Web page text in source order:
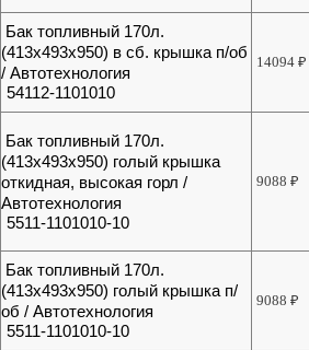
Бак топливный 170л.
(413х493х950) в сб. крышка п/об
/ Автотехнология
54112-1101010
14094₽
Бак топливный 170л.
(413х493х950) голый крышка
откидная, высокая горл /
Автотехнология
5511-1101010-10
9088₽
Бак топливный 170л.
(413х493х950) голый крышка п/
об / Автотехнология
5511-1101010-10
9088₽